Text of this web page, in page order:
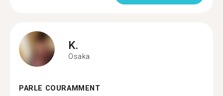
K.
Osaka
PARLE COURAMMENT